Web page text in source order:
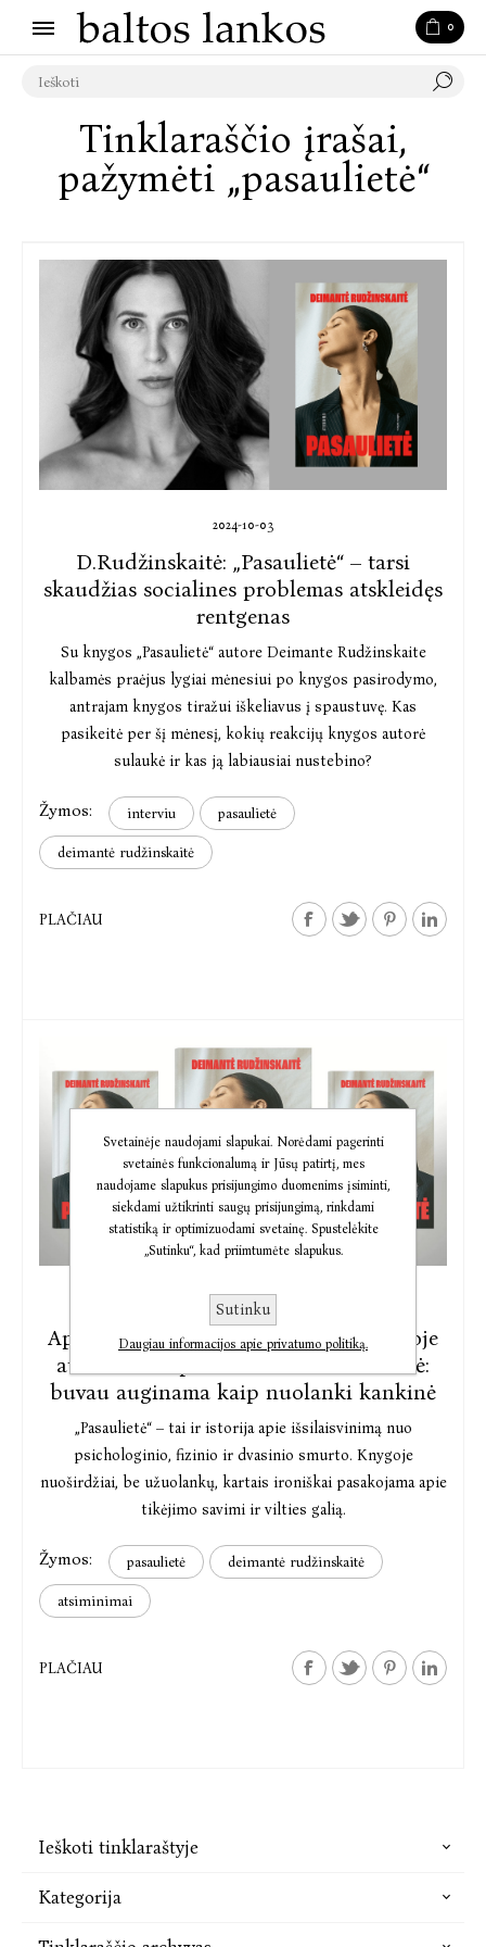
0
Tinklaraščio įrašai,
pažymėti „pasaulietė“
2024-10-03
D.Rudžinskaitė: „Pasaulietė“ – tarsi
skaudžias socialines problemas atskleidęs
rentgenas
Su knygos „Pasaulietė“ autore Deimante Rudžinskaite
kalbamės praėjus lygiai mėnesiui po knygos pasirodymo,
antrajam knygos tiražui iškeliavus į spaustuvę. Kas
pasikeitė per šį mėnesį, kokių reakcijų knygos autorė
sulaukė ir kas ją labiausiai nustebino?
Žymos: interviu pasaulietė
deimantė rudžinskaitė
PLAČIAU
2024-08-27
Apie gyvenimą Jehovos liudytojų šeimoje
atsiminimus parašiusi D. Rudžinskaitė:
buvau auginama kaip nuolanki kankinė
„Pasaulietė“ – tai ir istorija apie išsilaisvinimą nuo
psichologinio, fizinio ir dvasinio smurto. Knygoje
nuoširdžiai, be užuolankų, kartais ironiškai pasakojama apie
tikėjimo savimi ir vilties galią.
Žymos: pasaulietė deimantė rudžinskaitė
atsiminimai
PLAČIAU
Ieškoti tinklaraštyje
Kategorija
Svetainėje naudojami slapukai. Norėdami pagerinti
svetainės funkcionalumą ir Jūsų patirtį, mes
naudojame slapukus prisijungimo duomenims įsiminti,
siekdami užtikrinti saugų prisijungimą, rinkdami
statistiką ir optimizuodami svetainę. Spustelėkite
„Sutinku“, kad priimtumėte slapukus.
Sutinku
Daugiau informacijos apie privatumo politiką.